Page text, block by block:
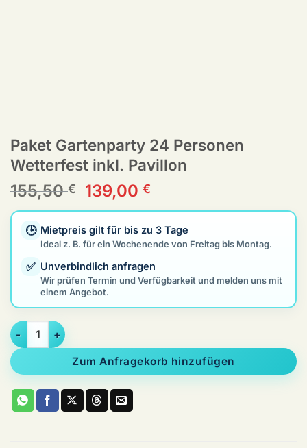
Paket Gartenparty 24 Personen
Wetterfest inkl. Pavillon
155,50€
Ursprünglicher
Preis
war:
155,50 €
139,00€
Preis
ist:
139,00 €.
🕒 Mietpreis gilt für bis zu 3 Tage
Ideal z. B. für ein Wochenende von Freitag bis Montag.
✅ Unverbindlich anfragen
Wir prüfen Termin und Verfügbarkeit und melden uns mit
einem Angebot.
Paket Gartenparty 24 Personen Wetterfest inkl. Pavillon
Zum Anfragekorb hinzufügen